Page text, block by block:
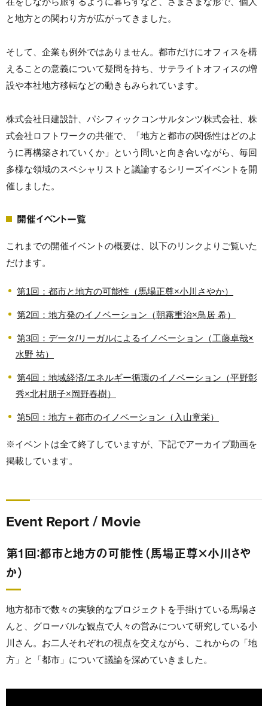
と地方との関わり方が広がってきました。
そして、企業も例外ではありません。都市だけにオフィスを構
えることの意義について疑問を持ち、サテライトオフィスの増
設や本社地方移転などの動きもみられています。
株式会社日建設計、パシフィックコンサルタンツ株式会社、株
式会社ロフトワークの共催で、「地方と都市の関係性はどのよ
うに再構築されていくか」という問いと向き合いながら、毎回
多様な領域のスペシャリストと議論するシリーズイベントを開
催しました。
開催イベント一覧
これまでの開催イベントの概要は、以下のリンクよりご覧いた
だけます。
第1回：都市と地方の可能性（馬場正尊×小川さやか）
第2回：地方発のイノベーション（朝霧重治×鳥居 希）
第3回：データ/リーガルによるイノベーション（工藤卓哉×
水野 祐）
第4回：地域経済/エネルギー循環のイノベーション（平野彰
秀×北村朋子×岡野春樹）
第5回：地方＋都市のイノベーション（入山章栄）
※イベントは全て終了していますが、下記でアーカイブ動画を
掲載しています。
Event Report / Movie
第1回：都市と地方の可能性（馬場正尊×小川さや
か）
地方都市で数々の実験的なプロジェクトを手掛けている馬場さ
んと、グローバルな観点で人々の営みについて研究している小
川さん。お二人それぞれの視点を交えながら、これからの「地
方」と「都市」について議論を深めていきました。